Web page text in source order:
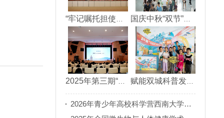
2026年青少年高校科学营西南大学分营正式开营